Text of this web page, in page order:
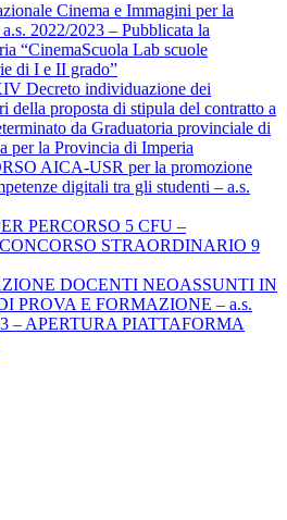
Cinema e Immagini per la
2022/2023 – Pubblicata la
“CinemaScuola Lab scuole
di I e II grado”
Decreto individuazione dei
della proposta di stipula del contratto a
da Graduatoria provinciale di
per la Provincia di Imperia
AICA-USR per la promozione
digitali tra gli studenti – a.s.
PERCORSO 5 CFU –
STRAORDINARIO 9
DOCENTI NEOASSUNTI IN
PROVA E FORMAZIONE – a.s.
– APERTURA PIATTAFORMA